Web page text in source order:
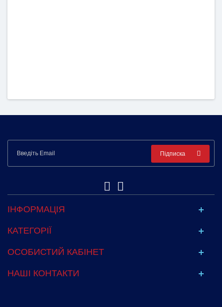
Підписка
ІНФОРМАЦІЯ
КАТЕГОРІЇ
ОСОБИСТИЙ КАБІНЕТ
НАШІ КОНТАКТИ